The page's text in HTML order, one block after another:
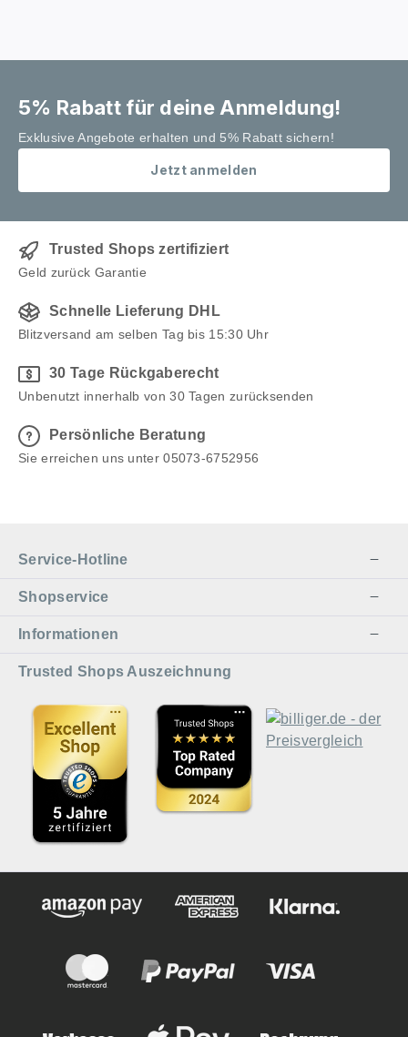
5% Rabatt für deine Anmeldung!
Exklusive Angebote erhalten und 5% Rabatt sichern!
Jetzt anmelden
Trusted Shops zertifiziert
Geld zurück Garantie
Schnelle Lieferung DHL
Blitzversand am selben Tag bis 15:30 Uhr
30 Tage Rückgaberecht
Unbenutzt innerhalb von 30 Tagen zurücksenden
Persönliche Beratung
Sie erreichen uns unter 05073-6752956
Service-Hotline
Shopservice
Informationen
Trusted Shops Auszeichnung